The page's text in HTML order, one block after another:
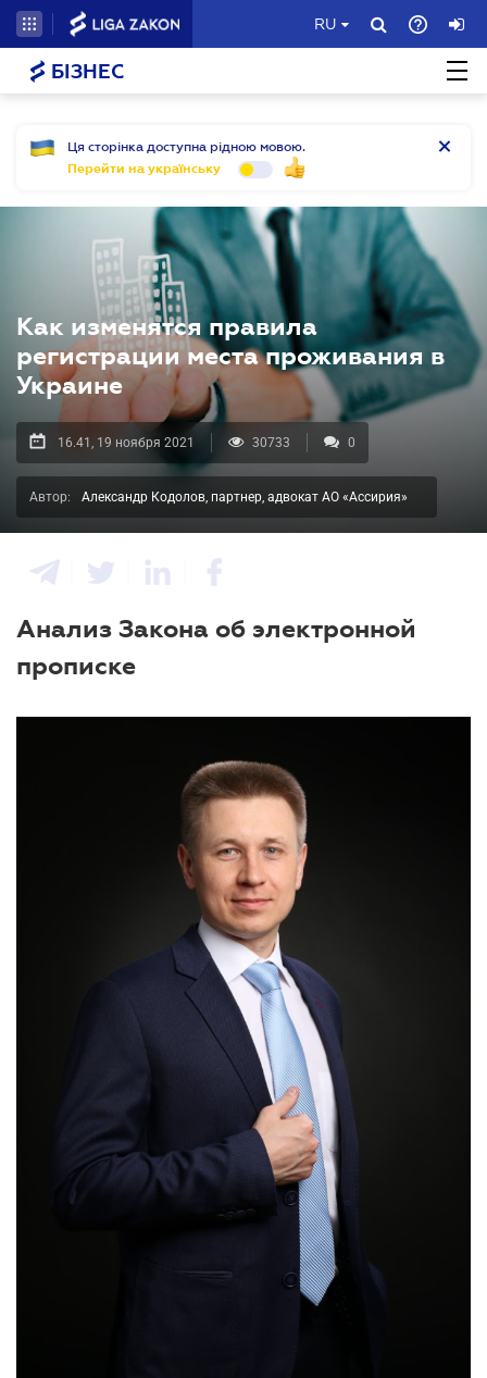
RU
БІЗНЕС
Ця сторінка доступна рідною мовою.
Перейти на українську
Как изменятся правила
регистрации места проживания в
Украине
16.41, 19 ноября 2021 30733 0
Автор: Александр Кодолов, партнер, адвокат АО «Ассирия»
Анализ Закона об электронной
прописке